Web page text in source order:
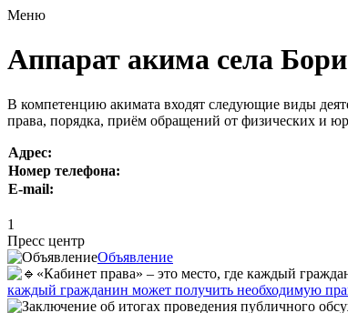
Меню
Аппарат акима села
В компетенцию акимата входят следующие виды
права, порядка, приём обращений от физических и
Адрес:
Номер телефона:
E-mail:
1
Пресс центр
Объявление
каждый гражданин может получить необходимую